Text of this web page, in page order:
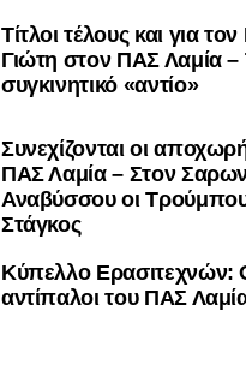
Τίτλοι τέλους και για
Γιώτη στον ΠΑΣ Λαμία –
συγκινητικό «αντίο»
Συνεχίζονται οι
ΠΑΣ Λαμία – Στον
Αναβύσσου οι
Στάγκος
Κύπελλο Ερασιτεχνών:
αντίπαλοι του ΠΑΣ